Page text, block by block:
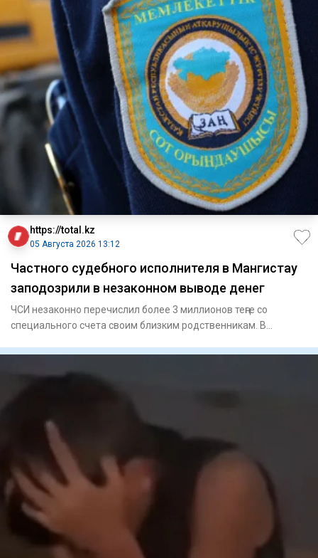
https://total.kz
05 Августа 2026 13:12
Частного судебного исполнителя в Мангистау
заподозрили в незаконном выводе денег
ЧСИ незаконно перечислил более 3 миллионов теңге со
специального счета своим близким родственникам. В